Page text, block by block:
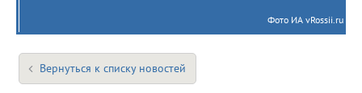
Фото ИА vRossii.ru
Вернуться к списку новостей